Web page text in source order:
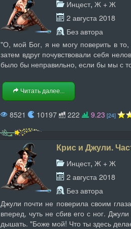
Инцест, Ж + Ж
2 августа 2018
Без автора
"О, мой Бог, я не могу поверить в то,
затем вдруг почувствовали себя
было бы неправильно, если бы мы с
Читать далее...
8521 10197 222 9.23 [24]
Крис и Джули.
Инцест, Ж + Ж
2 августа 2018
Без автора
Джули почти не поверила своим
вперед, чуть не сбив его с ног.
дышать. "Боже мой! Что ты здесь